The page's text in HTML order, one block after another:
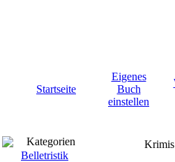
Startseite
Eigenes
Buch
einstellen
Kategorien
Belletristik